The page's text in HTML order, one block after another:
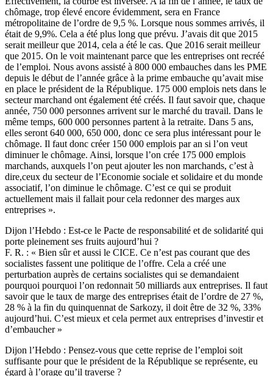
chômage, trop élevé encore évidemment, sera en France
métropolitaine de l’ordre de 9,5 %. Lorsque nous sommes arrivés, il
était de 9,9%. Cela a été plus long que prévu. J’avais dit que 2015
serait meilleur que 2014, cela a été le cas. Que 2016 serait meilleur
que 2015. On le voit maintenant parce que les entreprises ont recréé
de l’emploi. Nous avons assisté à 800 000 embauches dans les PME
depuis le début de l’année grâce à la prime embauche qu’avait mise
en place le président de la République. 175 000 emplois nets dans le
secteur marchand ont également été créés. Il faut savoir que, chaque
année, 750 000 personnes arrivent sur le marché du travail. Dans le
même temps, 600 000 personnes partent à la retraite. Dans 5 ans,
elles seront 640 000, 650 000, donc ce sera plus intéressant pour le
chômage. Il faut donc créer 150 000 emplois par an si l’on veut
diminuer le chômage. Ainsi, lorsque l’on crée 175 000 emplois
marchands, auxquels l’on peut ajouter les non marchands, c’est à
dire,ceux du secteur de l’Economie sociale et solidaire et du monde
associatif, l’on diminue le chômage. C’est ce qui se produit
actuellement mais il fallait pour cela redonner des marges aux
entreprises ».
Dijon l’Hebdo : Est-ce le Pacte de responsabilité et de solidarité qui
porte pleinement ses fruits aujourd’hui ?
F. R. : « Bien sûr et aussi le CICE. Ce n’est pas courant que des
socialistes fassent une politique de l’offre. Cela a créé une
perturbation auprès de certains socialistes qui se demandaient
pourquoi pourquoi l’on redonnait 50 milliards aux entreprises. Il faut
savoir que le taux de marge des entreprises était de l’ordre de 27 %,
28 % à la fin du quinquennat de Sarkozy, il doit être de 32 %, 33%
aujourd’hui. C’est mieux et cela permet aux entreprises d’investir et
d’embaucher »
Dijon l’Hebdo : Pensez-vous que cette reprise de l’emploi soit
suffisante pour que le président de la République se représente, eu
égard à l’orage qu’il traverse ?